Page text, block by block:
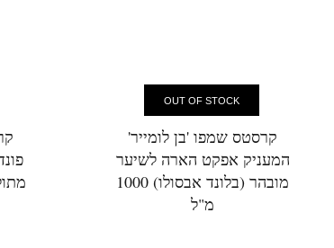
OUT OF STOCK
קרסטס שמפו 'בן לומייר'
המעניק אפקט הארה לשיער
מובהר (בלונד אבסולו) 1000
מ"ל